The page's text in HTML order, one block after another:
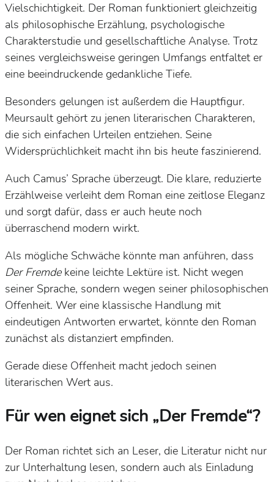
Vielschichtigkeit. Der Roman funktioniert gleichzeitig
als philosophische Erzählung, psychologische
Charakterstudie und gesellschaftliche Analyse. Trotz
seines vergleichsweise geringen Umfangs entfaltet er
eine beeindruckende gedankliche Tiefe.
Besonders gelungen ist außerdem die Hauptfigur.
Meursault gehört zu jenen literarischen Charakteren,
die sich einfachen Urteilen entziehen. Seine
Widersprüchlichkeit macht ihn bis heute faszinierend.
Auch Camus’ Sprache überzeugt. Die klare, reduzierte
Erzählweise verleiht dem Roman eine zeitlose Eleganz
und sorgt dafür, dass er auch heute noch
überraschend modern wirkt.
Als mögliche Schwäche könnte man anführen, dass
Der Fremdekeine leichte Lektüre ist. Nicht wegen
seiner Sprache, sondern wegen seiner philosophischen
Offenheit. Wer eine klassische Handlung mit
eindeutigen Antworten erwartet, könnte den Roman
zunächst als distanziert empfinden.
Gerade diese Offenheit macht jedoch seinen
literarischen Wert aus.
Für wen eignet sich „Der Fremde“?
Der Roman richtet sich an Leser, die Literatur nicht nur
zur Unterhaltung lesen, sondern auch als Einladung